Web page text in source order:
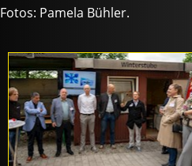
Fotos: Pamela Bühler.